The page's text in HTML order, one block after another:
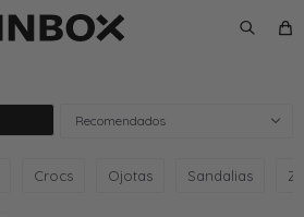
Recomendados
Crocs Ojotas Sandalias